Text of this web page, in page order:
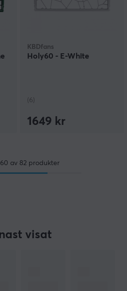
KBDfans
Holy60 - E-White
(6)
1649 kr
av 82produkter
visat